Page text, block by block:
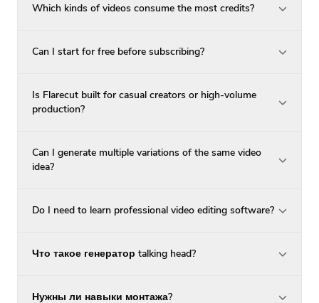
Which kinds of videos consume the most credits?
Can I start for free before subscribing?
Is Flarecut built for casual creators or high-volume
production?
Can I generate multiple variations of the same video
idea?
Do I need to learn professional video editing software?
Что такое генератор talking head?
Нужны ли навыки монтажа?